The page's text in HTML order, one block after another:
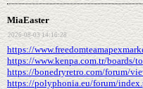
MiaEaster
2026-08-03 14:16:28
https://
https://www.kenpa.com.tr/boards/
https://bonedryretro.com/forum/
https://polyphonia.eu/forum/